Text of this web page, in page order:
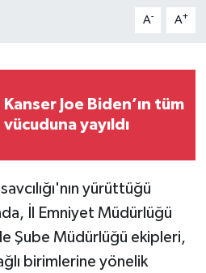
A- A+
Kanser Joe Biden’ın tüm
vücuduna yayıldı
yürüttüğü
İl Emniyet Müdürlüğü
Şube Müdürlüğü ekipleri,
birimlerine yönelik